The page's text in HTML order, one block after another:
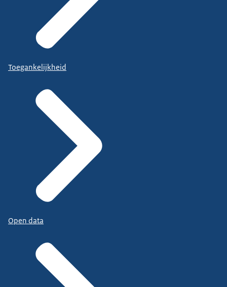
Toegankelijkheid
Open data